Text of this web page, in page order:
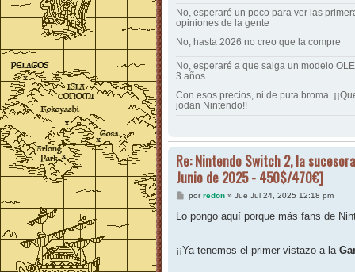
No, esperaré un poco para ver las
opiniones de la gente
No, hasta 2026 no creo que la compre
No, esperaré a que salga un modelo
3 años
Con esos precios, ni de puta broma.
jodan Nintendo!!
Re: Nintendo Switch 2, la
Junio de 2025 - 450$/470€]
M
n
e
porredon» Jue Jul 24, 2025 12:18 pm
Lo pongo aquí porque más fans de
¡¡Ya tenemos el primer vistazo a la